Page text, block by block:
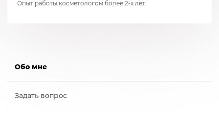
Опыт работы косметологом более 2-х лет.
Обо мне
Задать вопрос